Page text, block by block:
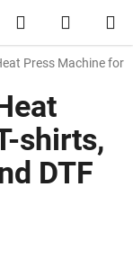
Hledat
KOŠÍK
Press Machine for
shirts,
DTF